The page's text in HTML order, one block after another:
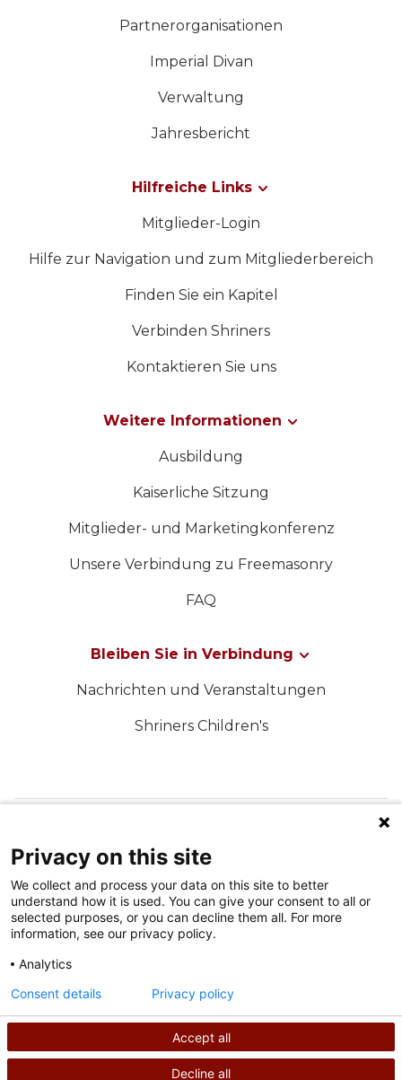
Partnerorganisationen
Imperial Divan
Verwaltung
Jahresbericht
Hilfreiche Links
Mitglieder-Login
Hilfe zur Navigation und zum Mitgliederbereich
Finden Sie ein Kapitel
Verbinden Shriners
Kontaktieren Sie uns
Weitere Informationen
Ausbildung
Kaiserliche Sitzung
Mitglieder- und Marketingkonferenz
Unsere Verbindung zu Freemasonry
FAQ
Bleiben Sie in Verbindung
Nachrichten und Veranstaltungen
Shriners Children's
Datenschutzrichtlinie
©2026 Shriners International Copyright
Privacy on this site
We collect and process your data on this site to better
understand how it is used. You can give your consent to all or
selected purposes, or you can decline them all. For more
information, see our privacy policy.
Analytics
Accept all
Decline all
Consent details Privacy policy